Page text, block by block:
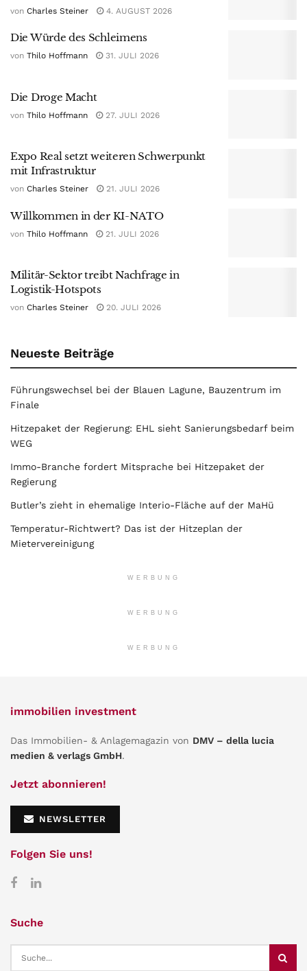
von Charles Steiner 4. AUGUST 2026
Die Würde des Schleimens
von Thilo Hoffmann 31. JULI 2026
Die Droge Macht
von Thilo Hoffmann 27. JULI 2026
Expo Real setzt weiteren Schwerpunkt
mit Infrastruktur
von Charles Steiner 21. JULI 2026
Willkommen in der KI-NATO
von Thilo Hoffmann 21. JULI 2026
Militär-Sektor treibt Nachfrage in
Logistik-Hotspots
von Charles Steiner 20. JULI 2026
Neueste Beiträge
Führungswechsel bei der Blauen Lagune, Bauzentrum im
Finale
Hitzepaket der Regierung: EHL sieht Sanierungsbedarf beim
WEG
Immo-Branche fordert Mitsprache bei Hitzepaket der
Regierung
Butler’s zieht in ehemalige Interio-Fläche auf der MaHü
Temperatur-Richtwert? Das ist der Hitzeplan der
Mietervereinigung
WERBUNG
WERBUNG
WERBUNG
immobilien investment
Das Immobilien- & Anlagemagazin von DMV – della lucia
medien & verlags GmbH.
Jetzt abonnieren!
NEWSLETTER
Folgen Sie uns!
Suche